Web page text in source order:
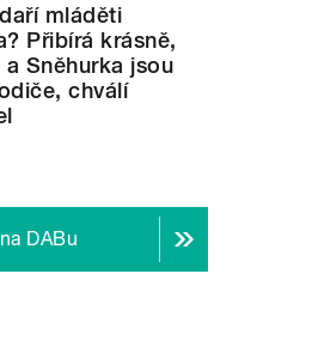
mláděti
Přibírá krásně,
a Sněhurka jsou
chválí
DABu